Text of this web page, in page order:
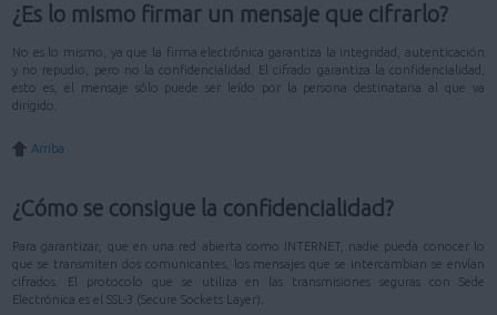
¿Es lo mismo firmar un mensaje que cifrarlo?
No es lo mismo, ya que la firma electrónica garantiza la integridad, autenticación
y no repudio, pero no la confidencialidad. El cifrado garantiza la confidencialidad,
esto es, el mensaje sólo puede ser leído por la persona destinataria al que va
dirigido.
Arriba
¿Cómo se consigue la confidencialidad?
Para garantizar, que en una red abierta como INTERNET, nadie pueda conocer lo
que se transmiten dos comunicantes, los mensajes que se intercambian se envían
cifrados. El protocolo que se utiliza en las transmisiones seguras con Sede
Electrónica es el SSL-3 (Secure Sockets Layer).